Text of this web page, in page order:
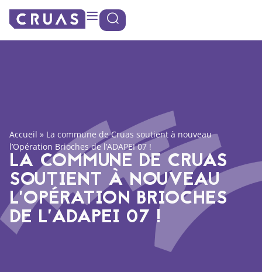
Panneau de gestion des cookies
Accueil » La commune de Cruas soutient à nouveau
l’Opération Brioches de l’ADAPEI 07 !
LA COMMUNE DE CRUAS
SOUTIENT À NOUVEAU
L’OPÉRATION BRIOCHES
DE L’ADAPEI 07 !